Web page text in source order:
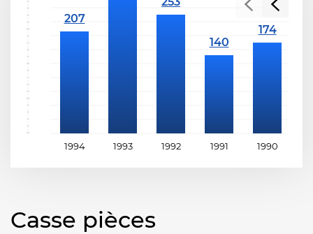
1994 1993 1992 1991 1990
Casse pièces